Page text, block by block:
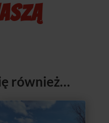
również…
Promocja!